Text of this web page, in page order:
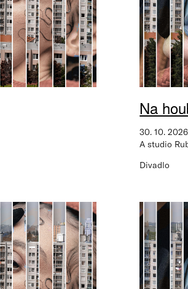
Na
30. 10.
A studio
Divadlo